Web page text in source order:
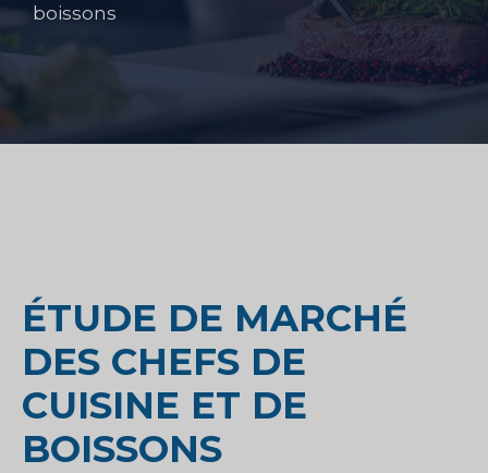
boissons
ÉTUDE DE MARCHÉ
DES CHEFS DE
CUISINE ET DE
BOISSONS